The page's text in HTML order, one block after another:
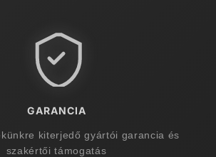
GARANCIA
kiterjedő gyártói garancia és
szakértői támogatás